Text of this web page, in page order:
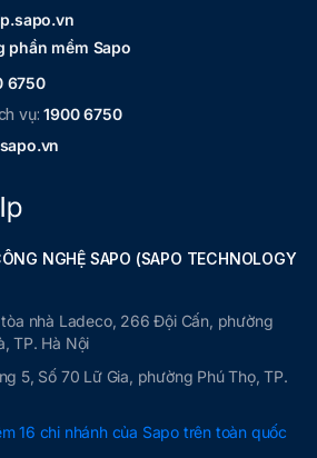
phần mềm Sapo
6750
vụ:1900 6750
NGHỆ SAPO (SAPO TECHNOLOGY
nhà Ladeco, 266 Đội Cấn, phường
TP. Hà Nội
5, Số 70 Lữ Gia, phường Phú Thọ, TP.
16 chi nhánh của Sapo trên toàn quốc